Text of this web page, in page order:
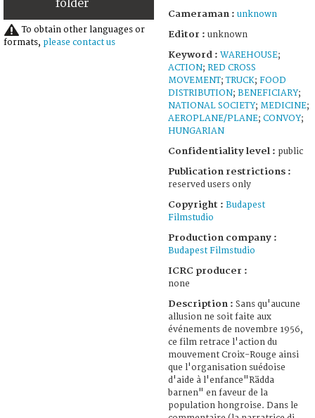
seconds
To obtain other languages or
formats, please contact us
Cameraman : unknown
Editor : unknown
Keyword : WAREHOUSE;
ACTION; RED CROSS
MOVEMENT;TRUCK; FOOD
DISTRIBUTION; BENEFICIARY;
NATIONAL SOCIETY; MEDICINE;
AEROPLANE/PLANE; CONVOY;
HUNGARIAN
Confidentiality level : public
Publication restrictions :
reserved users only
Copyright : Budapest
Filmstudio
Production company :
Budapest Filmstudio
ICRC producer :
none
Description : Sans qu'aucune
allusion ne soit faite aux
événements de novembre 1956,
ce film retrace l'action du
mouvement Croix-Rouge ainsi
que l'organisation suédoise
d'aide à l'enfance"Rädda
barnen" en faveur de la
population hongroise. Dans le